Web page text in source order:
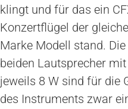
klingt und für das ein
Konzertflügel der
Marke Modell stand. Die
beiden Lautsprecher mit
jeweils 8 W sind für die
des Instruments zwar